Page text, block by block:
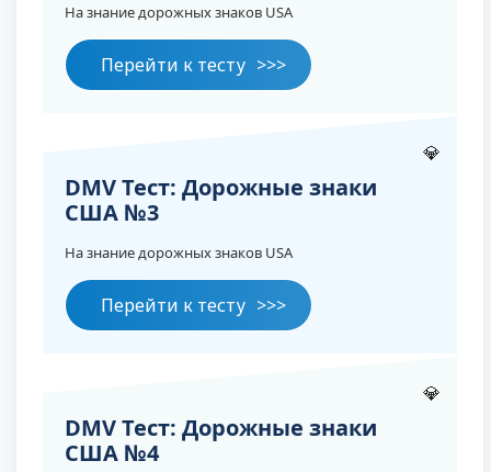
На знание дорожных знаков USA
Перейти к тесту
💎
DMV Тест: Дорожные знаки
США №3
На знание дорожных знаков USA
Перейти к тесту
💎
DMV Тест: Дорожные знаки
США №4